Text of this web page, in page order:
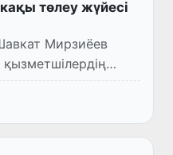
төлеу жүйесі
Мирзиёев
ақы төлеу
бағытталған
тан...